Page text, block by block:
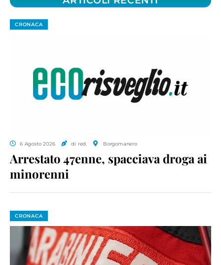
CRONACA
6 Agosto 2026 di red. Borgomanero
Arrestato 47enne, spacciava droga ai
minorenni
CRONACA